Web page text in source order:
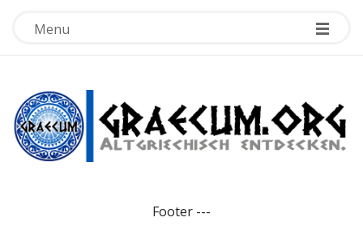
Menu
Footer ---